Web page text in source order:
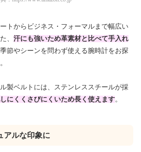
トからビジネス・フォーマルまで幅広い
、 汗にも強いため革素材と比べて手入れ
節やシーンを問わず使える腕時計をお探
製ベルトには、ステンレススチールが採
にくくさびにくいため長く使えます。
アルな印象に